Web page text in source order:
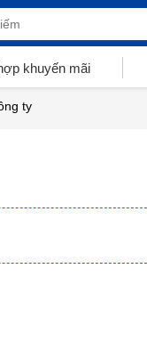
khuyến mãi
ty